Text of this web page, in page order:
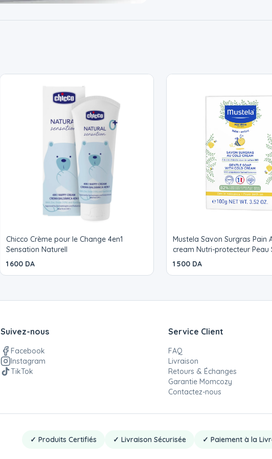
Chicco Crème pour le Change 4en1
Sensation Naturell
1 600 DA
Mustela Savon Surgras Pain
cream Nutri-protecteur Peau
100 g
1 500 DA
Suivez-nous
Facebook
Instagram
TikTok
Service Client
FAQ
Livraison
Retours & Échanges
Garantie Momcozy
Contactez-nous
✓ Produits Certifiés ✓ Livraison Sécurisée ✓ Paiement à la